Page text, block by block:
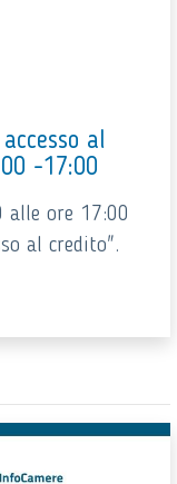
al
-17:00
alle ore 17:00
al credito".